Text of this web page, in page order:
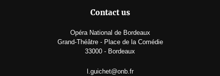
Contact us
Opéra National de Bordeaux
Grand-Théâtre - Place de la Comédie
33000 - Bordeaux
l.guichet@onb.fr